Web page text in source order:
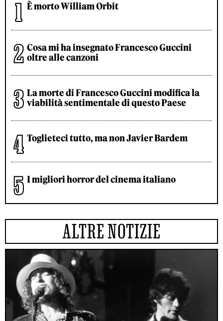
È morto William Orbit
Cosa mi ha insegnato Francesco Guccini
oltre alle canzoni
La morte di Francesco Guccini modifica la
viabilità sentimentale di questo Paese
Toglieteci tutto, ma non Javier Bardem
I migliori horror del cinema italiano
ALTRE NOTIZIE